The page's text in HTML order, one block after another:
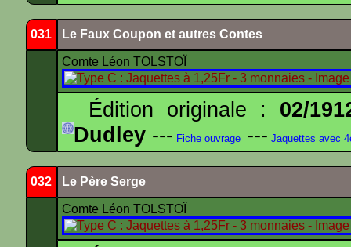
031 Le Faux Coupon et autres Contes
Comte Léon TOLSTOÏ
Édition originale : 02/
Dudley --- Fiche ouvrage --- Jaquettes avec
032 Le Père Serge
Comte Léon TOLSTOÏ